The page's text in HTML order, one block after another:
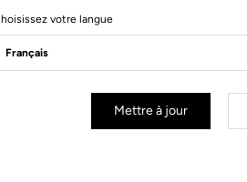
votre langue
Mettre à jour